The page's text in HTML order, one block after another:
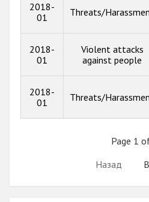
2018-
01
Threats/
2018-
01
Violent attacks
against people
2018-
01
Threats/
Page 1
Назад